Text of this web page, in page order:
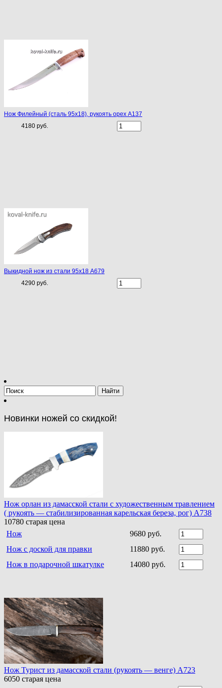
Нож Филейный (сталь 95х18), рукоять орех A137
4180 руб.
Выкидной нож из стали 95х18 А679
4290 руб.
Новинки ножей со скидкой!
Нож орлан из дамасской стали с художественным травлением
( рукоять — стабилизированная карельская береза, рог) A738
10780 старая цена
Нож
9680 руб.
Нож с доской для правки
11880 руб.
Нож в подарочной шкатулке
14080 руб.
Нож Турист из дамасской стали (рукоять — венге) A723
6050 старая цена